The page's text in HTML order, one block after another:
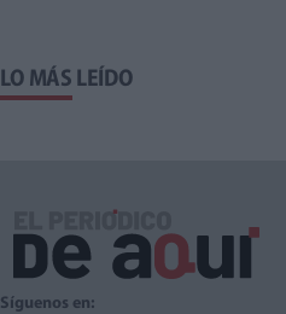
LO MÁS LEÍDO
Síguenos en: